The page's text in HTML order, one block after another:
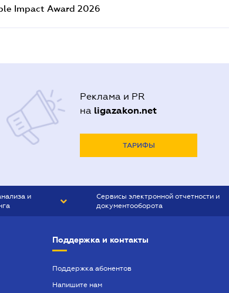
Impact Award 2026
Реклама и PR
на ligazakon.net
ТАРИФЫ
и
Сервисы электронной отчетности и
документооборота
Поддержка и контакты
Поддержка абонентов
Напишите нам